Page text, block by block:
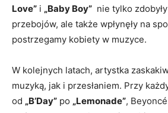
Love” i „Baby Boy”
nie tylko
przebojów, ale także wpłynęły⁣ na
postrzegamy kobiety w ​muzyce.
W⁣ kolejnych​ latach, artystka
muzyką, jak i przesłaniem.‍ Przy
od „B’Day” po „Lemonade”,